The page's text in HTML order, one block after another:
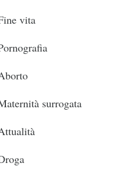
vita
surrogata